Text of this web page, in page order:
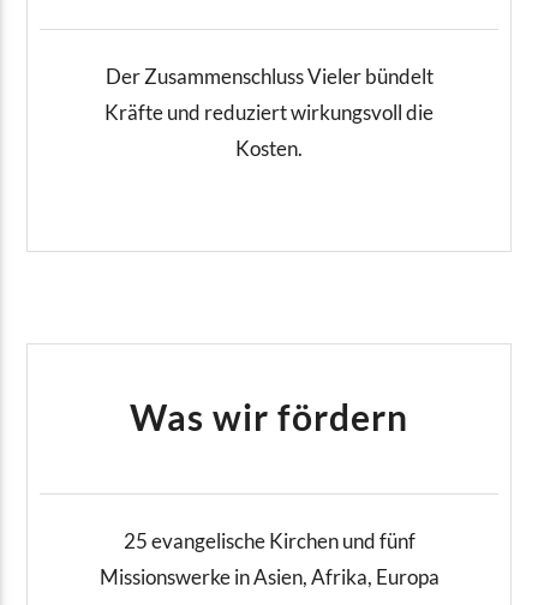
Der Zusammenschluss Vieler bündelt
Kräfte und reduziert wirkungsvoll die
Kosten.
Was wir fördern
25 evangelische Kirchen und fünf
Missionswerke in Asien, Afrika, Europa